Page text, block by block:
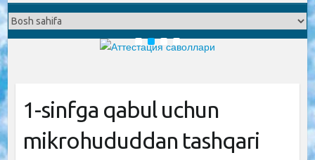
1 2 3 4
1-sinfga qabul uchun
mikrohududdan tashqari